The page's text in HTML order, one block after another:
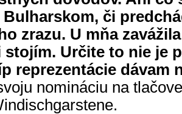
Bulharskom, či
zrazu. U mňa
stojím. Určite to nie je
reprezentácie dávam
nomináciu na